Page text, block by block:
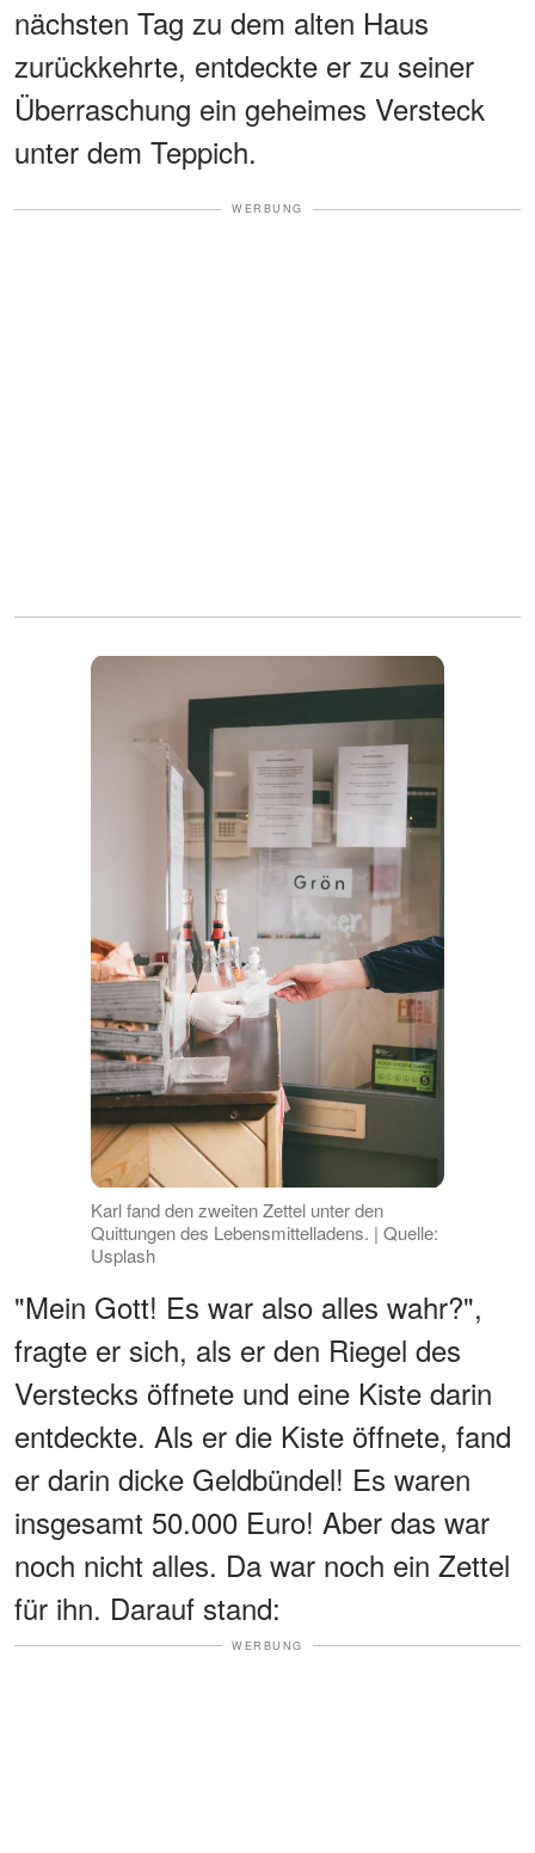
nächsten Tag zu dem alten Haus
zurückkehrte, entdeckte er zu seiner
Überraschung ein geheimes Versteck
unter dem Teppich.
WERBUNG
Karl fand den zweiten Zettel unter den
Quittungen des Lebensmittelladens. | Quelle:
Usplash
"Mein Gott! Es war also alles wahr?",
fragte er sich, als er den Riegel des
Verstecks öffnete und eine Kiste darin
entdeckte. Als er die Kiste öffnete, fand
er darin dicke Geldbündel! Es waren
insgesamt 50.000 Euro! Aber das war
noch nicht alles. Da war noch ein Zettel
für ihn. Darauf stand:
WERBUNG